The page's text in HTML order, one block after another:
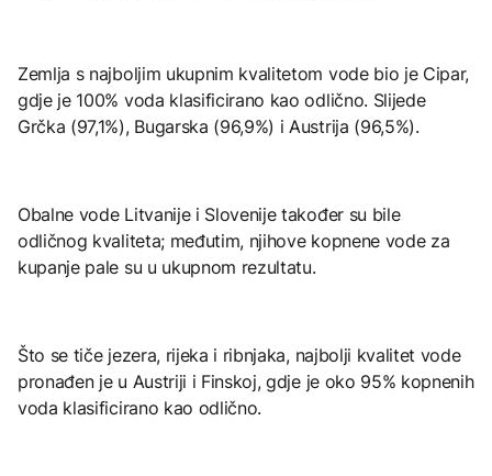
Zemlja s najboljim ukupnim kvalitetom vode bio je Cipar,
gdje je 100% voda klasificirano kao odlično. Slijede
Grčka (97,1%), Bugarska (96,9%) i Austrija (96,5%).
Obalne vode Litvanije i Slovenije također su bile
odličnog kvaliteta; međutim, njihove kopnene vode za
kupanje pale su u ukupnom rezultatu.
Što se tiče jezera, rijeka i ribnjaka, najbolji kvalitet vode
pronađen je u Austriji i Finskoj, gdje je oko 95% kopnenih
voda klasificirano kao odlično.